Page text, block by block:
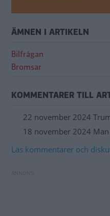
ÄMNEN I ARTIKELN
Bilfrågan
Bromsar
KOMMENTARER TILL
22 november 2024
18 november 2024
Läs kommentarer och